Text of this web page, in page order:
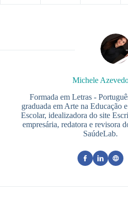
Michele
Formada em Letras -
graduada em Arte na Educação
Escolar, idealizadora do site
empresária, redatora e revisora
SaúdeLab.